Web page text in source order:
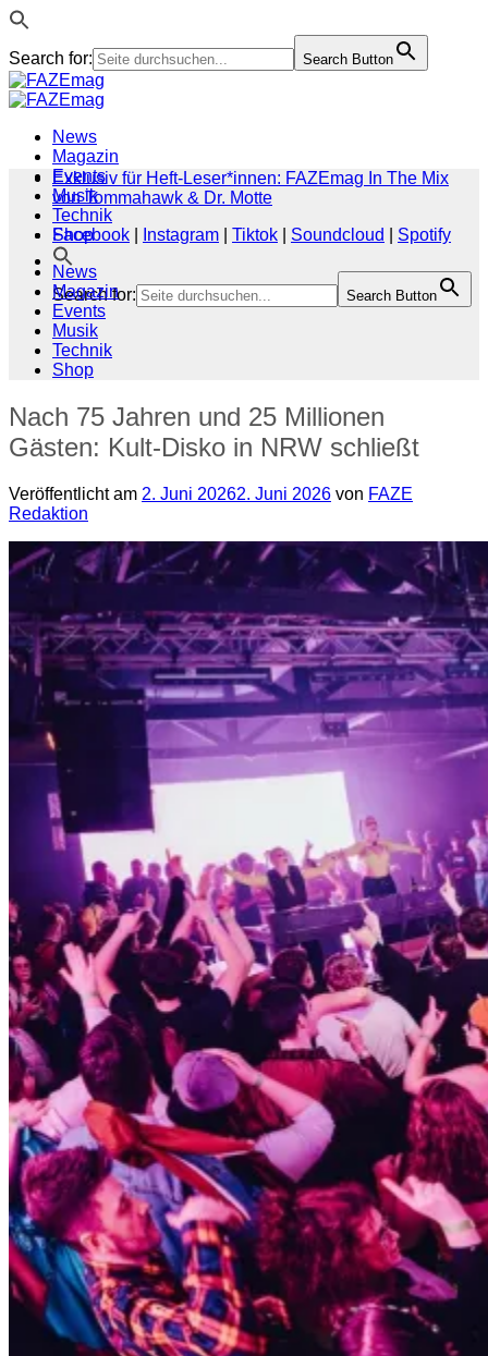
Search for: Search Button
Zum
Inhalt
News
Magazin
Events
Musik
Technik
Shop
Search for: Search Button
Exklusiv für Heft-Leser*innen: FAZEmag In The Mix
von Tommahawk & Dr. Motte
Facebook
Instagram Tiktok Soundcloud
Spotify
News
Magazin
Events
Musik
Technik
Shop
Nach 75 Jahren und 25 Millionen
Gästen: Kult-Disko in NRW schließt
Veröffentlicht am 2. Juni 20262. Juni 2026 von FAZE
Redaktion